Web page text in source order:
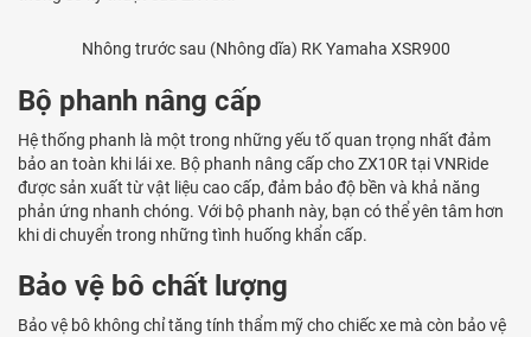
Nhông trước sau (Nhông dĩa) RK Yamaha XSR900
Bộ phanh nâng cấp
Hệ thống phanh là một trong những yếu tố quan trọng nhất đảm
bảo an toàn khi lái xe. Bộ phanh nâng cấp cho ZX10R tại VNRide
được sản xuất từ vật liệu cao cấp, đảm bảo độ bền và khả năng
phản ứng nhanh chóng. Với bộ phanh này, bạn có thể yên tâm hơn
khi di chuyển trong những tình huống khẩn cấp.
Bảo vệ bô chất lượng
Bảo vệ bô không chỉ tăng tính thẩm mỹ cho chiếc xe mà còn bảo vệ